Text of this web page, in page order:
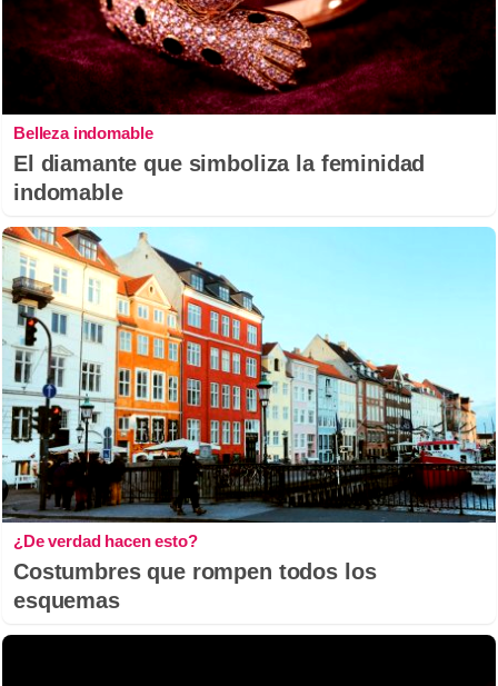
Belleza indomable
El diamante que simboliza la feminidad
indomable
¿De verdad hacen esto?
Costumbres que rompen todos los
esquemas